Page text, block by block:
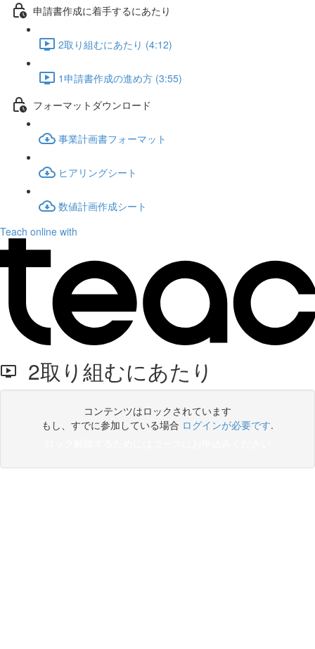
申請書作成に着手するにあたり
2取り組むにあたり (4:12)
1申請書作成の進め方 (3:55)
フォーマットダウンロード
事業計画書フォーマット
ヒアリングシート
数値計画作成シート
Teach online with
2取り組むにあたり
コンテンツはロックされています
もし、すでに参加している場合 ログインが必要です.